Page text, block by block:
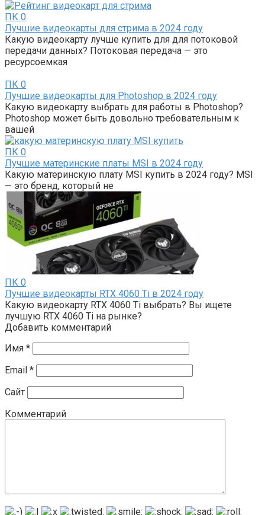
ПК 0
Лучшие видеокарты для стрима в 2024 году
Какую видеокарту лучше купить для для потоковой
передачи данных? Потоковая передача — это
ресурсоемкая
ПК 0
Лучшие видеокарты для Photoshop в 2024 году
Какую видеокарту выбрать для работы в Photoshop?
Photoshop может быть довольно требовательным к
вашей
ПК 0
Лучшие материнские платы MSI в 2024 году
Какую материнскую плату MSI купить в 2024 году? MSI
— это бренд, который не
ПК 0
Лучшие видеокарты RTX 4060 Ti в 2024 году
Какую видеокарту RTX 4060 Ti выбрать? Вы ищете
лучшую RTX 4060 Ti на рынке?
Добавить комментарий
Имя *
Email *
Сайт
Комментарий